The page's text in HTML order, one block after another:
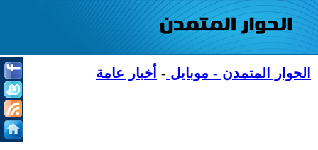
الحوار المتمدن - موبايل - أخبار عامة